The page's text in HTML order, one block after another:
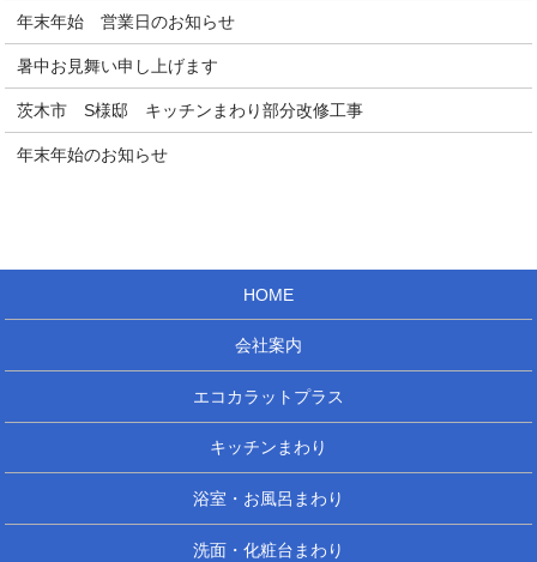
年末年始 営業日のお知らせ
暑中お見舞い申し上げます
茨木市 S様邸 キッチンまわり部分改修工事
年末年始のお知らせ
HOME
会社案内
エコカラットプラス
キッチンまわり
浴室・お風呂まわり
洗面・化粧台まわり